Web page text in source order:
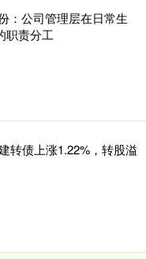
：公司管理层在日常生
职责分工
转债上涨1.22%，转股溢